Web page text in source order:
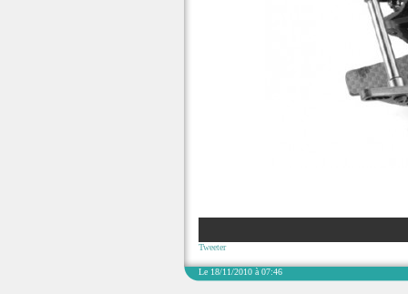
Tweeter
Le 18/11/2010 à 07:46